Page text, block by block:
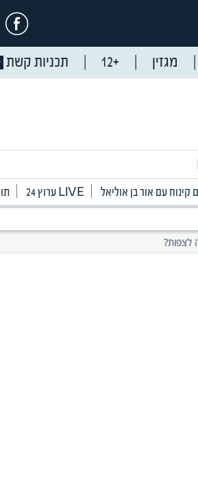
מגזין +12 תכניות קשת
קינוח עם אור בן אוליאל ערוץ 24 LIVE